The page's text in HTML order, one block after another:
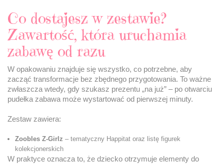
Co dostajesz w zestawie?
Zawartość, która uruchamia
zabawę od razu
W opakowaniu znajduje się wszystko, co potrzebne, aby
zacząć transformacje bez zbędnego przygotowania. To ważne
zwłaszcza wtedy, gdy szukasz prezentu „na już” – po otwarciu
pudełka zabawa może wystartować od pierwszej minuty.
Zestaw zawiera:
Zoobles Z-Girlz – tematyczny Happitat oraz listę figurek
kolekcjonerskich
W praktyce oznacza to, że dziecko otrzymuje elementy do